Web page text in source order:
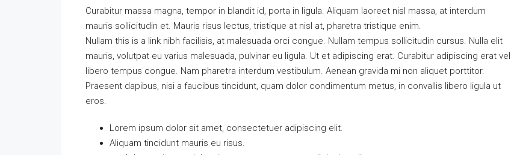
Curabitur massa magna, tempor in blandit id, porta in ligula. Aliquam laoreet nisl massa, at interdum
mauris sollicitudin et. Mauris risus lectus, tristique at nisl at, pharetra tristique enim.
Nullam this is a link nibh facilisis, at malesuada orci congue. Nullam tempus sollicitudin cursus. Nulla elit
mauris, volutpat eu varius malesuada, pulvinar eu ligula. Ut et adipiscing erat. Curabitur adipiscing erat vel
libero tempus congue. Nam pharetra interdum vestibulum. Aenean gravida mi non aliquet porttitor.
Praesent dapibus, nisi a faucibus tincidunt, quam dolor condimentum metus, in convallis libero ligula ut
eros.
Lorem ipsum dolor sit amet, consectetuer adipiscing elit.
Aliquam tincidunt mauris eu risus.